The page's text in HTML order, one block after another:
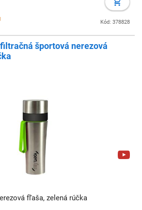
Kód: 378828
športová nerezová
fľaša, zelená rúčka